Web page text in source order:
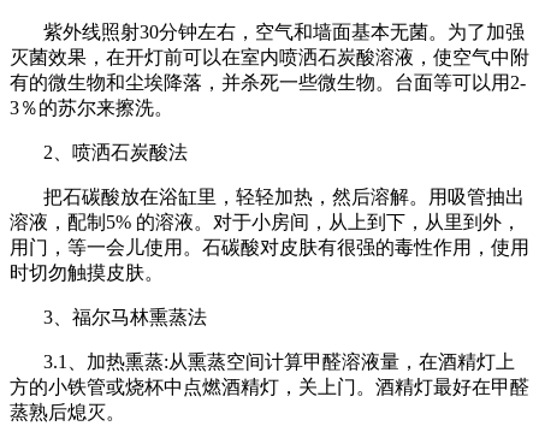
紫外线照射30分钟左右，空气和墙面基本无菌。为了加强
灭菌效果，在开灯前可以在室内喷洒石炭酸溶液，使空气中附
有的微生物和尘埃降落，并杀死一些微生物。台面等可以用2-
3％的苏尔来擦洗。
2、喷洒石炭酸法
把石碳酸放在浴缸里，轻轻加热，然后溶解。用吸管抽出
溶液，配制5% 的溶液。对于小房间，从上到下，从里到外，
用门，等一会儿使用。石碳酸对皮肤有很强的毒性作用，使用
时切勿触摸皮肤。
3、福尔马林熏蒸法
3.1、加热熏蒸:从熏蒸空间计算甲醛溶液量，在酒精灯上
方的小铁管或烧杯中点燃酒精灯，关上门。酒精灯最好在甲醛
蒸熟后熄灭。